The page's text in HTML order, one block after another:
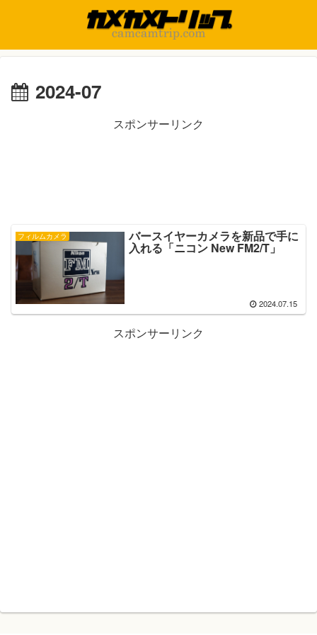
2024-07
スポンサーリンク
フィルムカメラ バースイヤーカメラを新品で手に
入れる「ニコン New FM2/T」
2024.07.15
スポンサーリンク